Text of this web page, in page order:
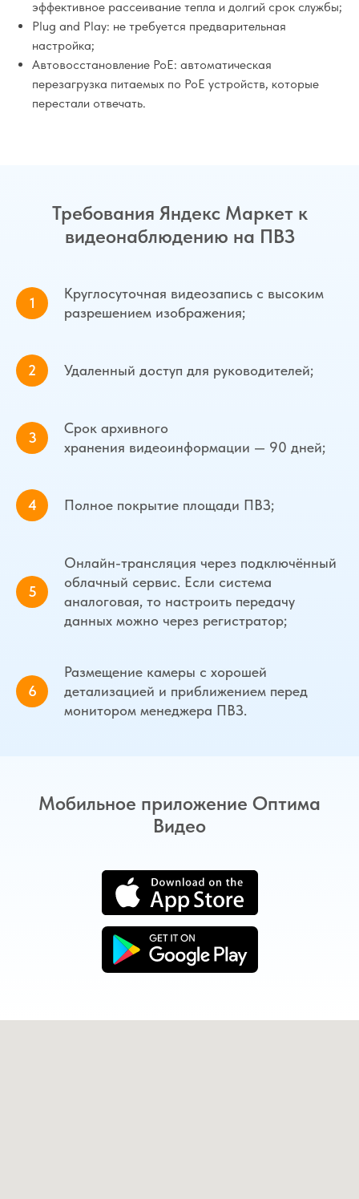
эффективное рассеивание тепла и долгий срок службы;
Plug and Play: не требуется предварительная
настройка;
Автовосстановление PoE: автоматическая
перезагрузка питаемых по PoE устройств, которые
перестали отвечать.
Требования Яндекс Маркет к
видеонаблюдению на ПВЗ
Круглосуточная видеозапись с высоким
разрешением изображения;
Удаленный доступ для руководителей;
Срок архивного
хранения видеоинформации — 90 дней;
Полное покрытие площади ПВЗ;
Онлайн-трансляция через подключённый
облачный сервис. Если система
аналоговая, то настроить передачу
данных можно через регистратор;
Размещение камеры с хорошей
детализацией и приближением перед
монитором менеджера ПВЗ.
Мобильное приложение Оптима
Видео